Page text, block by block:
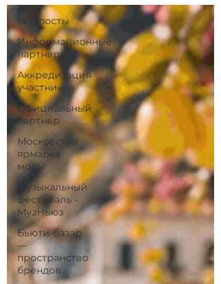
Все посты
Информационные
партнеры
Аккредитация
участников
Официальный
партнер
Московская
ярмарка
моды
Музыкальный
фестиваль -
МузНьюз
Бьюти-базар
—
пространство
брендов